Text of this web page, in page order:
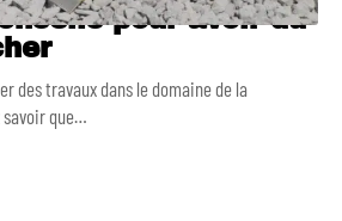
pour avoir du
des travaux dans le domaine de la
que…